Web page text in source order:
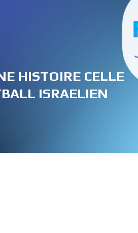
HISTOIRE CELLE
ISRAELIEN